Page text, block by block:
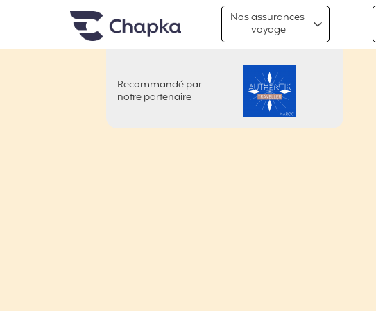
Chapka Assurances Voyages
Nos assurances
voyage
Recommandé par
notre partenaire
AUTHENTIK TRIP